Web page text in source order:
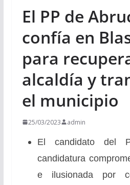
El PP de
confía en
para
alcaldía y
el municipio
25/03/2023 admin
El candidato del
candidatura
e ilusionada por